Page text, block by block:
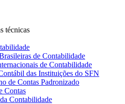
técnicas
de Contabilidade
de Contabilidade
das Instituições do SFN
de Contas Padronizado
Contas
Contabilidade